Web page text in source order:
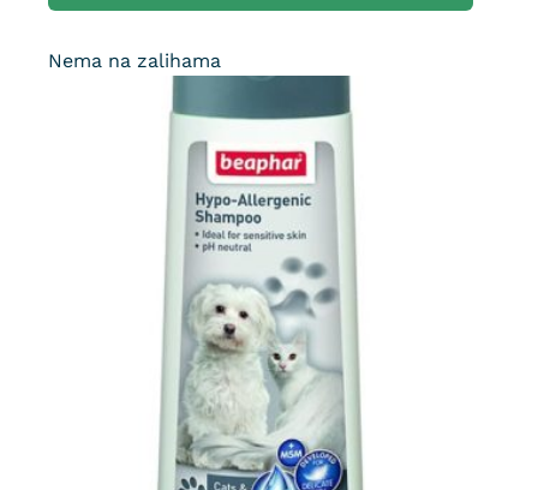
Nema na zalihama